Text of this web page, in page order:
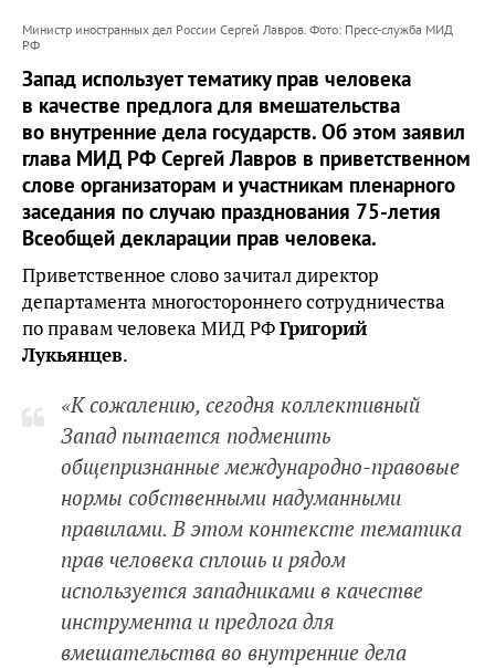
Министр иностранных дел России Сергей Лавров. Фото: Пресс-служба МИД
РФ
Запад использует тематику прав человека
в качестве предлога для вмешательства
во внутренние дела государств. Об этом заявил
глава МИД РФ Сергей Лавров в приветственном
слове организаторам и участникам пленарного
заседания по случаю празднования 75-летия
Всеобщей декларации прав человека.
Приветственное слово зачитал директор
департамента многостороннего сотрудничества
по правам человека МИД РФГригорий
Лукьянцев.
«К сожалению, сегодня коллективный
Запад пытается подменить
общепризнанные международно-правовые
нормы собственными надуманными
правилами. В этом контексте тематика
прав человека сплошь и рядом
используется западниками в качестве
инструмента и предлога для
вмешательства во внутренние дела